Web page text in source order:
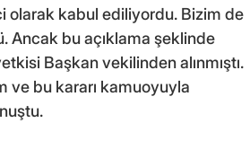
olarak kabul ediliyordu. Bizim de
Ancak bu açıklama şeklinde
Başkan vekilinden alınmıştı.
ve bu kararı kamuoyuyla